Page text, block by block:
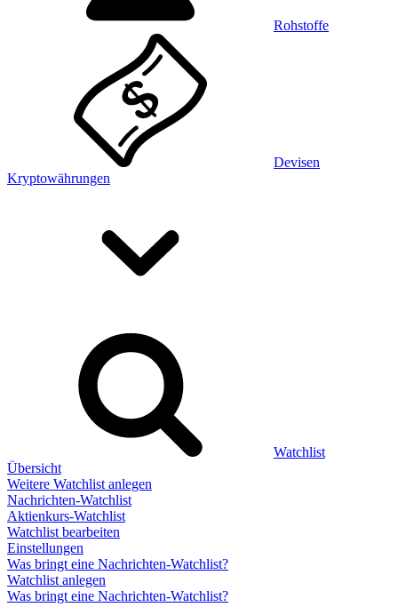
Rohstoffe
Devisen
Kryptowährungen
Watchlist
Übersicht
Weitere Watchlist anlegen
Nachrichten-Watchlist
Aktienkurs-Watchlist
Watchlist bearbeiten
Einstellungen
Was bringt eine Nachrichten-Watchlist?
Watchlist anlegen
Was bringt eine Nachrichten-Watchlist?